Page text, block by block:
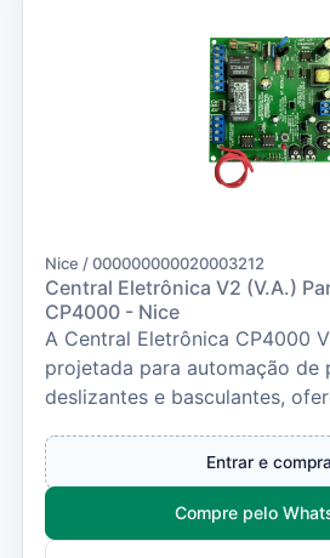
Nice / 000000000020003212
Central Eletrônica V2 (V.A.)
CP4000 - Nice
A Central Eletrônica CP4000
projetada para automação de
deslizantes e basculantes,
Entrar e
Compre pelo